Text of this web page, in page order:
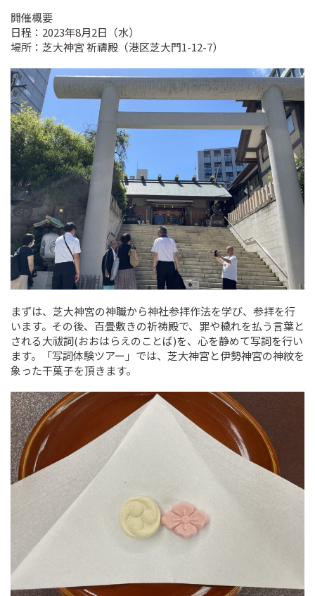
開催概要
日程：2023年8月2日（水）
場所：芝大神宮 祈禱殿（港区芝大門1-12-7）
まずは、芝大神宮の神職から神社参拝作法を学び、参拝を行
います。その後、百畳敷きの祈祷殿で、罪や穢れを払う言葉と
される大祓詞(おおはらえのことば)を、心を静めて写詞を行い
ます。「写詞体験ツアー」では、芝大神宮と伊勢神宮の神紋を
象った干菓子を頂きます。